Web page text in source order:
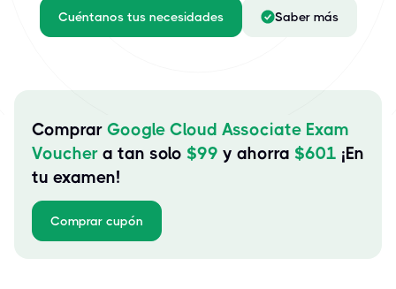
Cuéntanos tus necesidades Saber más
Comprar Google Cloud Associate Exam
Voucher a tan solo $99 y ahorra $601 ¡En
tu examen!
Comprar cupón